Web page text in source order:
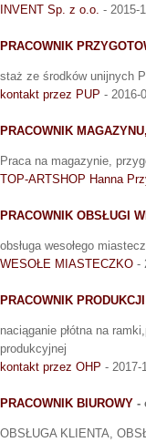
INVENT Sp. z o.o. - 2015-
PRACOWNIK
staż ze środków unijnych
kontakt przez PUP - 2016-
PRACOWNIK
Praca na magazynie,
TOP-ARTSHOP Hanna
PRACOWNIK OBSŁUGI
obsługa wesołego
WESOŁE MIASTECZKO -
PRACOWNIK PRODUKCJI
naciąganie płótna na
produkcyjnej
kontakt przez OHP - 2017-
PRACOWNIK BIUROWY -
OBSŁUGA KLIENTA,